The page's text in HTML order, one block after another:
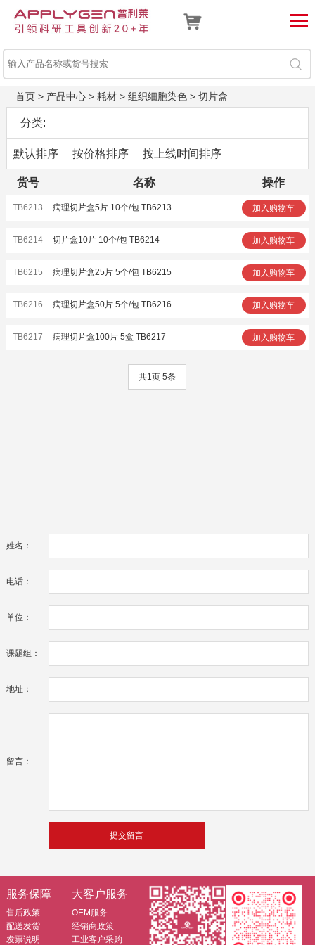
首页> 产品中心> 耗材> 组织细胞染色> 切片盒
分类:
默认排序 按价格排序 按上线时间排序
货号 名称 操作
TB6213 病理切片盒5片 10个/包 TB6213 加入购物车
TB6214 切片盒10片 10个/包 TB6214 加入购物车
TB6215 病理切片盒25片 5个/包 TB6215 加入购物车
TB6216 病理切片盒50片 5个/包 TB6216 加入购物车
TB6217 病理切片盒100片 5盒 TB6217 加入购物车
共1页 5条
姓名：
电话：
单位：
课题组：
地址：
留言：
服务保障
售后政策
配送发货
发票说明
大客户服务
OEM服务
经销商政策
工业客户采购